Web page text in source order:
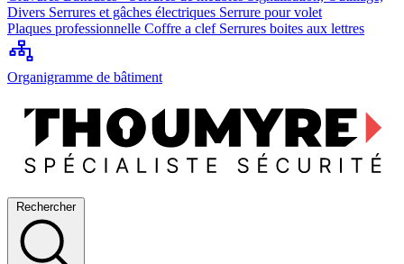
Divers Serrures et gâches électriques Serrure pour volet
Plaques professionnelle Coffre a clef Serrures boites aux lettres
Organigramme de bâtiment
Rechercher